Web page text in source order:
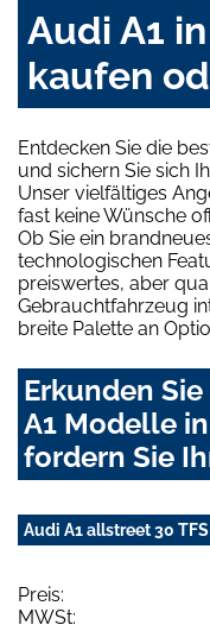
Audi A1
kaufen
Entdecken Sie die
und sichern Sie sich
Unser vielfältiges
fast keine Wünsche
Ob Sie ein
technologischen
preiswertes, aber
Gebrauchtfahrzeug
breite Palette an
Erkunden
A1 Modelle
fordern Sie
Audi A1 allstreet 30
Preis:
MWSt: